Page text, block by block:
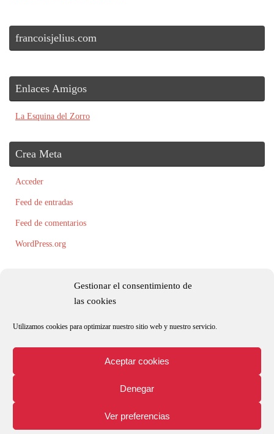
Gestionar el consentimiento de
las cookies
Utilizamos cookies para optimizar nuestro sitio web y nuestro servicio.
Aceptar cookies
Denegar
Ver preferencias
francoisjelius.com
Enlaces Amigos
La Esquina del Zorro
Crea Meta
Acceder
Feed de entradas
Feed de comentarios
WordPress.org